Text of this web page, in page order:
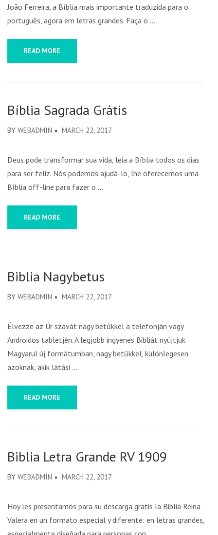
João Ferreira, a Bíblia mais importante traduzida para o
português, agora em letras grandes. Faça o …
READ MORE
Bíblia Sagrada Grátis
BY WEBADMIN MARCH 22, 2017
Deus pode transformar sua vida, leia a Bíblia todos os dias
para ser feliz. Nós podemos ajudá-lo, lhe oferecemos uma
Bíblia off-line para fazer o …
READ MORE
Biblia Nagybetus
BY WEBADMIN MARCH 22, 2017
Élvezze az Úr szavát nagy betűkkel a telefonján vagy
Androidos tabletjén. A legjobb ingyenes Bibliát nyújtjuk
Magyarul új formátumban, nagy betűkkel, különlegesen
azoknak, akik látási …
READ MORE
Biblia Letra Grande RV 1909
BY WEBADMIN MARCH 22, 2017
Hoy les presentamos para su descarga gratis la Biblia Reina
Valera en un formato especial y diferente: en letras grandes,